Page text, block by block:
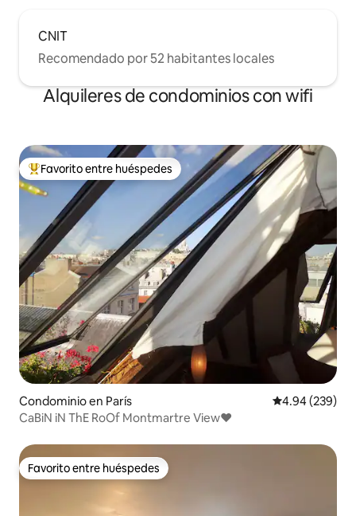
CNIT
Recomendado por 52 habitantes locales
Alquileres de condominios con wifi
De los mejores en Favorito entre huéspedes
Favorito entre huéspedes
Condominio en París Calificación
4.94 (239)
CaBiN iN ThE RoOf Montmartre View♥
Favorito entre huéspedes
Favorito entre huéspedes